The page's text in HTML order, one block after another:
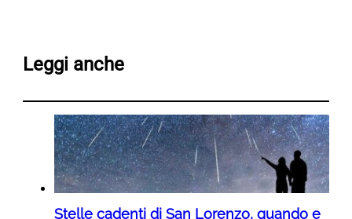
Leggi anche
Stelle cadenti di San Lorenzo, quando e